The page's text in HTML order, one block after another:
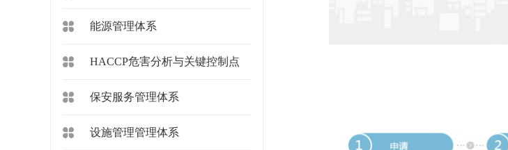
能源管理体系
HACCP危害分析与关键控制点
保安服务管理体系
设施管理管理体系